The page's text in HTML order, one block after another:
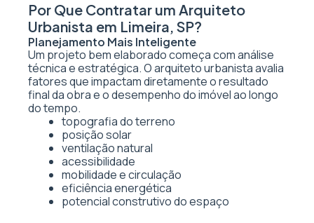
Por Que Contratar um Arquiteto
Urbanista em Limeira, SP?
Planejamento Mais Inteligente
Um projeto bem elaborado começa com análise
técnica e estratégica. O arquiteto urbanista avalia
fatores que impactam diretamente o resultado
final da obra e o desempenho do imóvel ao longo
do tempo.
topografia do terreno
posição solar
ventilação natural
acessibilidade
mobilidade e circulação
eficiência energética
potencial construtivo do espaço